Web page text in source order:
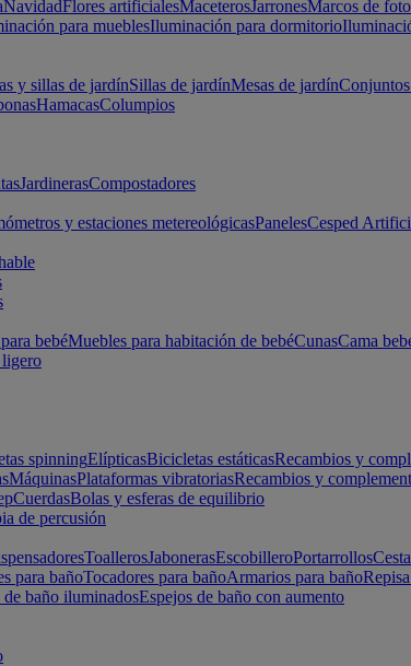
NavidadFlores artificialesMaceterosJarronesMarcos de
para mueblesIluminación para dormitorio
y sillas de jardínSillas de jardínMesas de jardín
HamacasColumpios
JardinerasCompostadores
y estaciones metereológicasPanelesCesped
bebéMuebles para habitación de bebéCunasCama
spinningElípticasBicicletas estáticasRecambios y
MáquinasPlataformas vibratoriasRecambios y
CuerdasBolas y esferas de equilibrio
de percusión
ToallerosJabonerasEscobilleroPortarrollos
para bañoTocadores para bañoArmarios para baño
de baño iluminadosEspejos de baño con aumento